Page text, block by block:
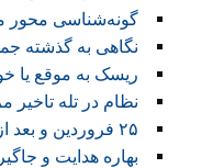
گونه‌شناسی محور
نگاهی به گذشته
ریسک به موقع یا
نظام در تله تاخیر
۲۵ فروردین و بعد از آن!
بهاره هدایت و